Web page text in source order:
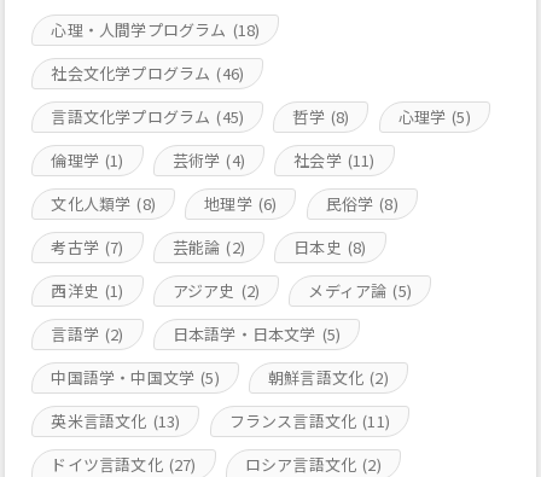
心理・人間学プログラム (18)
社会文化学プログラム (46)
言語文化学プログラム (45) 哲学 (8) 心理学 (5)
倫理学 (1) 芸術学 (4) 社会学 (11)
文化人類学 (8) 地理学 (6) 民俗学 (8)
考古学 (7) 芸能論 (2) 日本史 (8)
西洋史 (1) アジア史 (2) メディア論 (5)
言語学 (2) 日本語学・日本文学 (5)
中国語学・中国文学 (5) 朝鮮言語文化 (2)
英米言語文化 (13) フランス言語文化 (11)
ドイツ言語文化 (27) ロシア言語文化 (2)